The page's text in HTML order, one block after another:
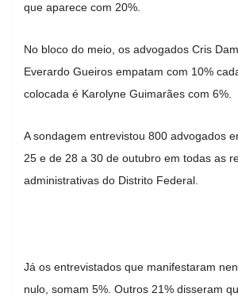
que aparece com 20%.
No bloco do meio, os advogados Cris
Everardo Gueiros empatam com 10%
colocada é Karolyne Guimarães com 6%.
A sondagem entrevistou 800 advogados
25 e de 28 a 30 de outubro em todas as
administrativas do Distrito Federal.
Já os entrevistados que manifestaram
nulo, somam 5%. Outros 21% disseram